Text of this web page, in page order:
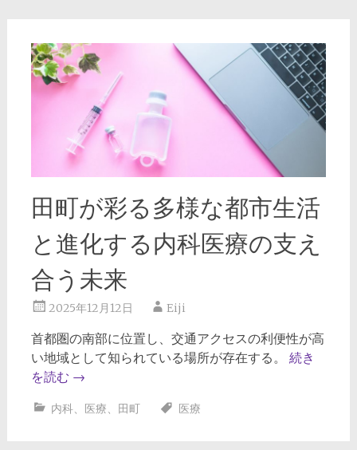
田町が彩る多様な都市生活
と進化する内科医療の支え
合う未来
2025年12月12日 Eiji
首都圏の南部に位置し、交通アクセスの利便性が高
い地域として知られている場所が存在する。 続き
を読む →
内科、 医療、 田町 医療